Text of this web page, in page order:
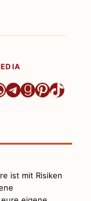
Telegram
ist mit Risiken